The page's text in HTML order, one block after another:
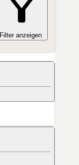
Filter anzeigen